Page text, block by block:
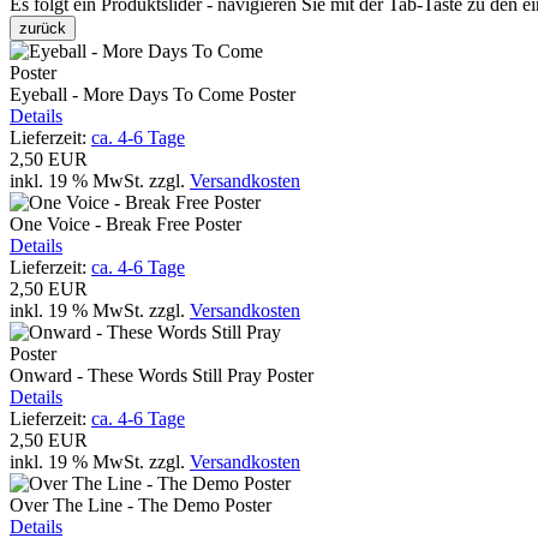
zurück
Eyeball - More Days To Come Poster
Details
Lieferzeit: ca. 4-6 Tage
2,50 EUR
inkl. 19 % MwSt. zzgl. Versandkosten
One Voice - Break Free Poster
Details
Lieferzeit: ca. 4-6 Tage
2,50 EUR
inkl. 19 % MwSt. zzgl. Versandkosten
Onward - These Words Still Pray Poster
Details
Lieferzeit: ca. 4-6 Tage
2,50 EUR
inkl. 19 % MwSt. zzgl. Versandkosten
Over The Line - The Demo Poster
Details